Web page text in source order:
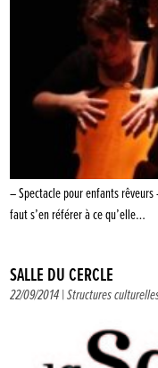
– Spectacle pour enfants
faut s’en référer à ce qu’elle…
SALLE DU CERCLE
22/09/2014 |Structures